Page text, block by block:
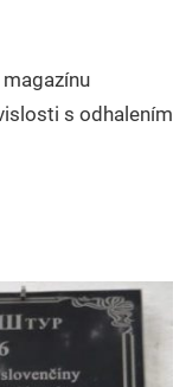
s odhalením